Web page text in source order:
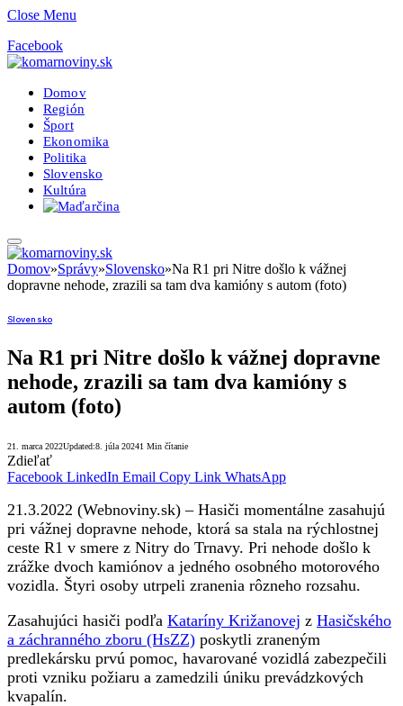
Close Menu
Facebook
Domov
Región
Šport
Ekonomika
Politika
Slovensko
Kultúra
Domov»Správy»Slovensko»Na R1 pri Nitre došlo k vážnej
dopravne nehode, zrazili sa tam dva kamióny s autom (foto)
Slovensko
Na R1 pri Nitre došlo k vážnej dopravne
nehode, zrazili sa tam dva kamióny s
autom (foto)
21. marca 2022Updated:8. júla 20241 Min čítanie
Zdieľať
Facebook LinkedIn Email Copy Link WhatsApp
21.3.2022 (Webnoviny.sk) – Hasiči momentálne zasahujú
pri vážnej dopravne nehode, ktorá sa stala na rýchlostnej
ceste R1 v smere z Nitry do Trnavy. Pri nehode došlo k
zrážke dvoch kamiónov a jedného osobného motorového
vozidla. Štyri osoby utrpeli zranenia rôzneho rozsahu.
Zasahujúci hasiči podľa Kataríny Križanovej z Hasičského
a záchranného zboru (HsZZ) poskytli zraneným
predlekársku prvú pomoc, havarované vozidlá zabezpečili
proti vzniku požiaru a zamedzili úniku prevádzkových
kvapalín.